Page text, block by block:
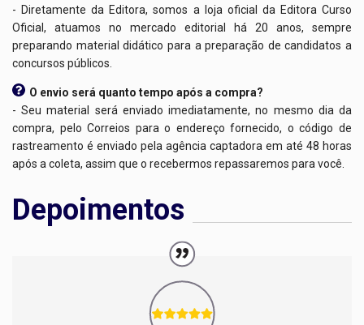
- Diretamente da Editora, somos a loja oficial da Editora Curso
Oficial, atuamos no mercado editorial há 20 anos, sempre
preparando material didático para a preparação de candidatos a
concursos públicos.
O envio será quanto tempo após a compra?
- Seu material será enviado imediatamente, no mesmo dia da
compra, pelo Correios para o endereço fornecido, o código de
rastreamento é enviado pela agência captadora em até 48 horas
após a coleta, assim que o recebermos repassaremos para você.
Depoimentos